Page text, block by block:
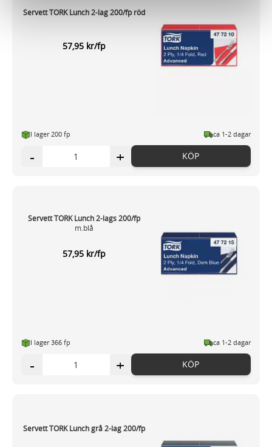
för sociala medier och analysera vår trafik. Vi
vidarebefordrar även sådana identifierare och annan
information från din enhet till de sociala medier och
annons- och analysföretag som vi samarbetar med.
Dessa kan i sin tur kombinera informationen med annan
Servett TORK Lunch 2-lag 200/fp röd
57,95 kr/fp
I lager 200 fp ca 1-2 dagar
- + KÖP
Servett TORK Lunch 2-lags 200/fp
m.blå
57,95 kr/fp
I lager 366 fp ca 1-2 dagar
- + KÖP
Servett TORK Lunch grå 2-lag 200/fp